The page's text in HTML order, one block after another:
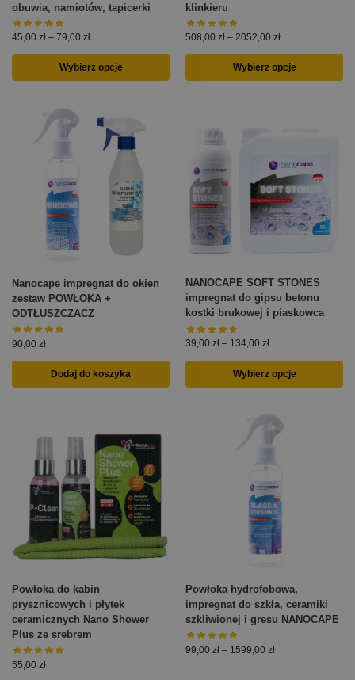
obuwia, namiotów, tapicerki
45,00 zł – 79,00 zł
Wybierz opcje
klinkieru
508,00 zł – 2052,00 zł
Wybierz opcje
Nanocape impregnat do okien
zestaw POWŁOKA +
ODTŁUSZCZACZ
90,00 zł
Dodaj do koszyka
NANOCAPE SOFT STONES
impregnat do gipsu betonu
kostki brukowej i piaskowca
39,00 zł – 134,00 zł
Wybierz opcje
Powłoka do kabin
prysznicowych i płytek
ceramicznych Nano Shower
Plus ze srebrem
55,00 zł
Powłoka hydrofobowa,
impregnat do szkła, ceramiki
szkliwionej i gresu NANOCAPE
99,00 zł – 1599,00 zł